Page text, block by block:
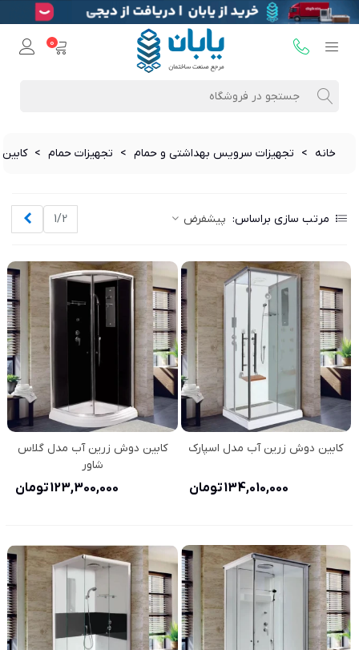
0
خانه > تجهیزات سرویس بهداشتی و حمام > تجهیزات حمام >
مرتب سازی براساس: پیشفرض 1/2
کابین دوش زرین آب مدل اسپارک
134,010,000 تومان
کابین دوش زرین آب مدل گلاس
شاور
123,300,000 تومان